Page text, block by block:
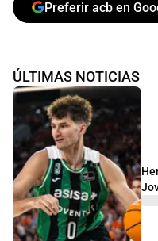
Preferir acb en
ÚLTIMAS NOTICIAS